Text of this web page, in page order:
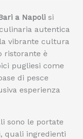
a Napoli si
autentica
vibrante cultura
ristorante è
pugliesi come
di pesce
esperienza
sono le portate
quali ingredienti